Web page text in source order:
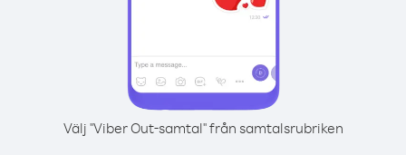
Välj "Viber Out-samtal" från samtalsrubriken